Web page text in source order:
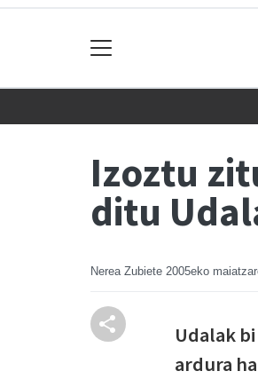
Izoztu
ditu
Nerea Zubiete 2005eko
Udalak
ardura